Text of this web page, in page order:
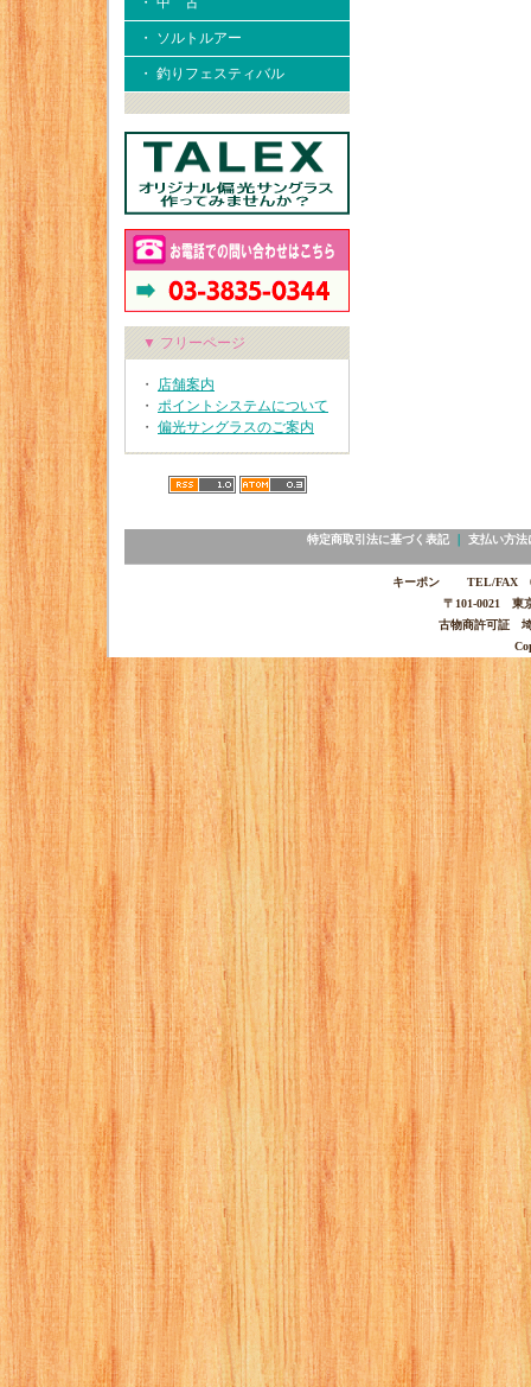
・ ソルトルアー
・ 釣りフェスティバル
▼ フリーページ
・ 店舗案内
・ ポイントシステムについて
・ 偏光サングラスのご案内
特定商取引法に基づく表記｜ 支払い方法
キーポン TEL/FAX
〒101-0021 東
古物商許可証